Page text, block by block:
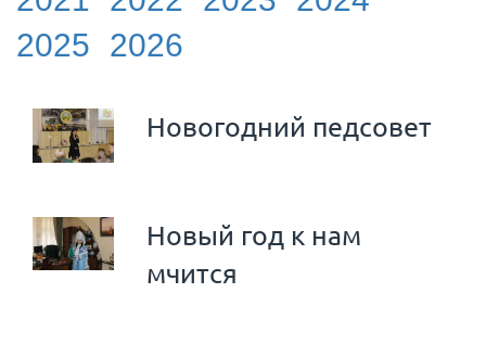
2025
2026
Новогодний педсовет
Новый год к нам
мчится